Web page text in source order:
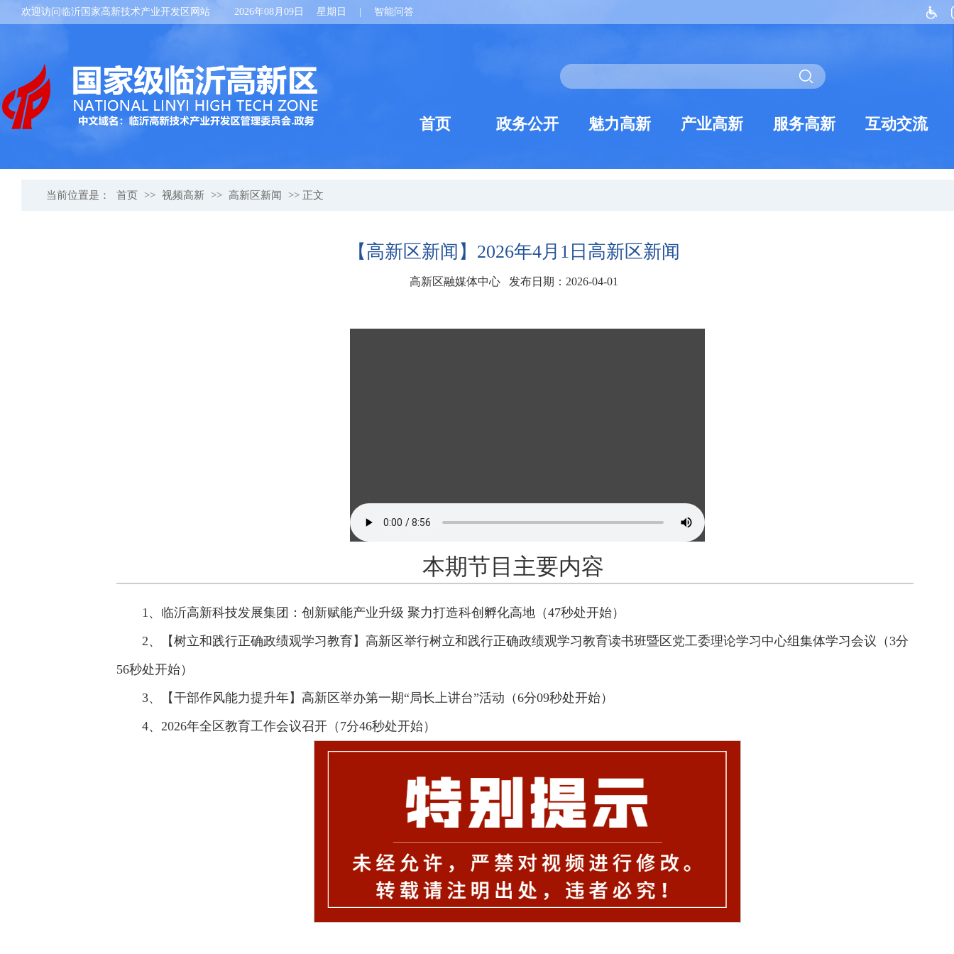
欢迎访问临沂国家高新技术产业开发区网站 2026年08月09日 星期日 智能问答
首页 政务公开 魅力高新 产业高新 服务高新 互动交流
当前位置是： 首页 >> 视频高新 >> 高新区新闻 >> 正文
【高新区新闻】2026年4月1日高新区新闻
高新区融媒体中心 发布日期：2026-04-01
本期节目主要内容
1、临沂高新科技发展集团：创新赋能产业升级 聚力打造科创孵化高地（47秒处开始）
2、【树立和践行正确政绩观学习教育】高新区举行树立和践行正确政绩观学习教育读书班暨区党工委理论学习中心组集体学习会议（3分
56秒处开始）
3、【干部作风能力提升年】高新区举办第一期“局长上讲台”活动（6分09秒处开始）
4、2026年全区教育工作会议召开（7分46秒处开始）